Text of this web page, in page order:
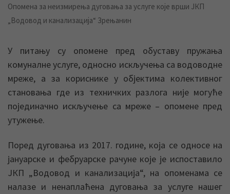
Опомена за неизмирења дуговања за услуге које врши ЈКП
„Водовод и канализација“ Зрењанин
У питању су опомене пред обуставу пружања
комуналне услуге, односно искључења са водоводне
мреже, а за кориснике у објектима колективног
становања где из техничких разлога није могуће
појединачно искључење са мреже – опомене пред
утужење.
Поред дуговања из 2017. године, која се односе на
јануарске и фебруарске рачуне које је испоставило
ЈКП „Водовод и канализација“, на опоменама се
налазе и ненаплаћена дуговања за услуге нашег